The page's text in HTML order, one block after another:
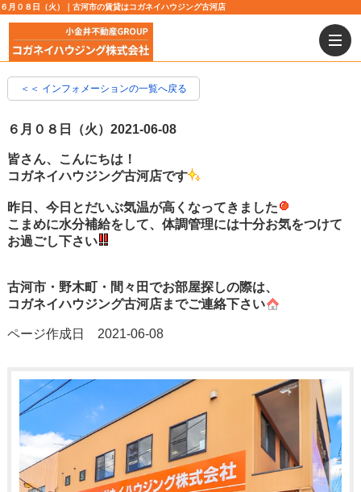
６月０８日（火）｜古河市の賃貸はコガネイハウジング古河店
＜＜ インフォメーションの一覧へ戻る
６月０８日（火） 2021-06-08
皆さん、こんにちは！
コガネイハウジング古河店です
昨日、今日とだいぶ気温が高くなってきました
こまめに水分補給をして、体調管理には十分お気をつけて
お過ごし下さい
古河市・野木町・間々田でお部屋探しの際は、
コガネイハウジング古河店までご連絡下さい
ページ作成日 2021-06-08